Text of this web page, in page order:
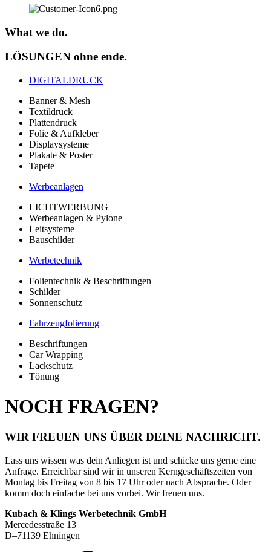
What we do.
LÖSUNGEN ohne ende.
DIGITALDRUCK
Banner & Mesh
Textildruck
Plattendruck
Folie & Aufkleber
Displaysysteme
Plakate & Poster
Tapete
Werbeanlagen
LICHTWERBUNG
Werbeanlagen & Pylone
Leitsysteme
Bauschilder
Werbetechnik
Folientechnik & Beschriftungen
Schilder
Sonnenschutz
Fahrzeugfolierung
Beschriftungen
Car Wrapping
Lackschutz
Tönung
NOCH FRAGEN?
WIR FREUEN UNS ÜBER DEINE NACHRICHT.
Lass uns wissen was dein Anliegen ist und schicke uns gerne eine
Anfrage. Erreichbar sind wir in unseren Kerngeschäftszeiten von
Montag bis Freitag von 8 bis 17 Uhr oder nach Absprache. Oder
komm doch einfache bei uns vorbei. Wir freuen uns.
Kubach & Klings Werbetechnik GmbH
Mercedesstraße 13
D–71139 Ehningen